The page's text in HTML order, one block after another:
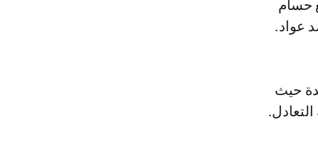
حسام
عواد.
حيث